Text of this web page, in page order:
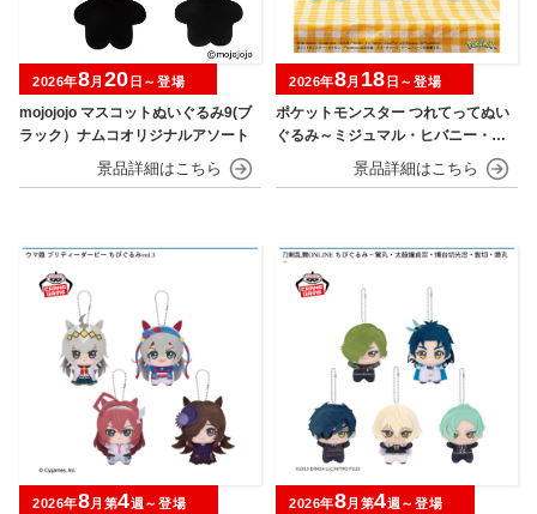
mojojojo マスコットぬいぐるみ9(ブ
ラック）ナムコオリジナルアソート
2026年8月 20 日～登場
ポケットモンスター つれてってぬい
ぐるみ～ミジュマル・ヒバニー・ニ
2026年8月 18 日～登場
2026年8月第4週～登場 2026年8月第4週～登場